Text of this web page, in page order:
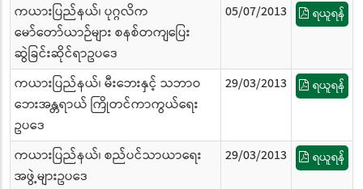
ကယားပြည်နယ်၊ ပုဂ္ဂလိက
မော်တော်ယာဉ်များ စနစ်တကျပြေး
ဆွဲခြင်းဆိုင်ရာဥပဒေ
05/07/2013 ရယူရန်
ကယားပြည်နယ်၊ မီးဘေးနှင့် သဘာဝ
ဘေးအန္တရာယ် ကြိုတင်ကာကွယ်ရေး
ဥပဒေ
29/03/2013 ရယူရန်
ကယားပြည်နယ်၊ စည်ပင်သာယာရေး
အဖွဲ့များဥပဒေ
29/03/2013 ရယူရန်